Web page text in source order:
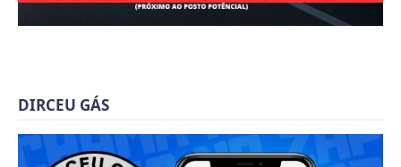
DIRCEU GÁS